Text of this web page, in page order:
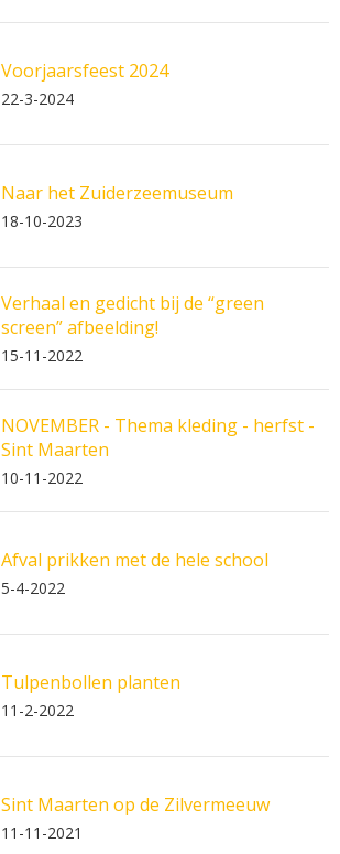
Voorjaarsfeest 2024
22-3-2024
Naar het Zuiderzeemuseum
18-10-2023
Verhaal en gedicht bij de “green
screen” afbeelding!
15-11-2022
NOVEMBER - Thema kleding - herfst -
Sint Maarten
10-11-2022
Afval prikken met de hele school
5-4-2022
Tulpenbollen planten
11-2-2022
Sint Maarten op de Zilvermeeuw
11-11-2021